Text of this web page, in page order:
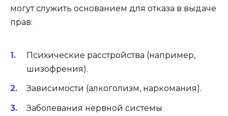
могут служить основанием для отказа в выдаче
прав:
Психические расстройства (например,
шизофрения).
Зависимости (алкоголизм, наркомания).
Заболевания нервной системы